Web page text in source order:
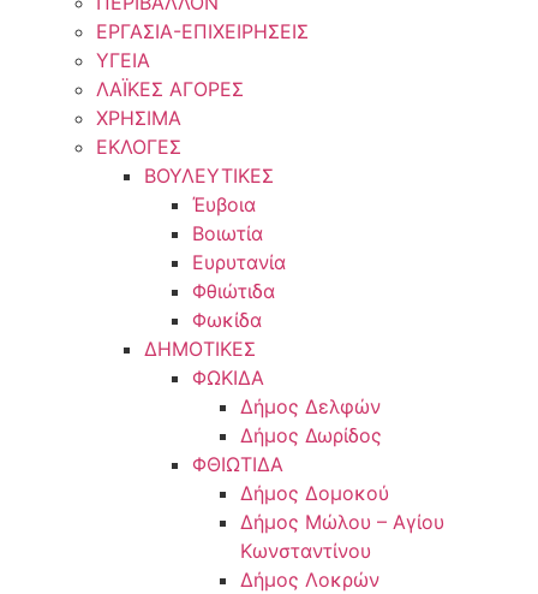
ΕΡΓΑΣΙΑ-ΕΠΙΧΕΙΡΗΣΕΙΣ
ΥΓΕΙΑ
ΛΑΪΚΕΣ ΑΓΟΡΕΣ
ΧΡΗΣΙΜΑ
ΕΚΛΟΓΕΣ
ΒΟΥΛΕΥΤΙΚΕΣ
Έυβοια
Βοιωτία
Ευρυτανία
Φθιώτιδα
Φωκίδα
ΔΗΜΟΤΙΚΕΣ
ΦΩΚΙΔΑ
Δήμος Δελφών
Δήμος Δωρίδος
ΦΘΙΩΤΙΔΑ
Δήμος Δομοκού
Δήμος Μώλου – Αγίου
Κωνσταντίνου
Δήμος Λοκρών